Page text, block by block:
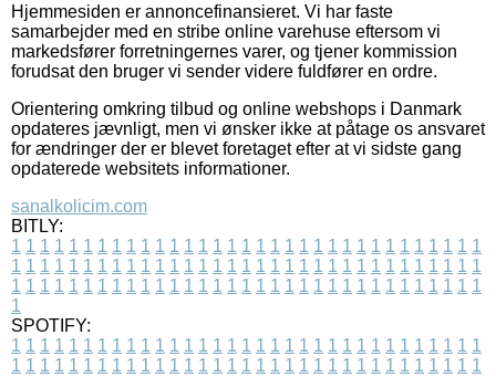
Hjemmesiden er annoncefinansieret. Vi har faste
samarbejder med en stribe online varehuse eftersom vi
markedsfører forretningernes varer, og tjener kommission
forudsat den bruger vi sender videre fuldfører en ordre.
Orientering omkring tilbud og online webshops i Danmark
opdateres jævnligt, men vi ønsker ikke at påtage os ansvaret
for ændringer der er blevet foretaget efter at vi sidste gang
opdaterede websitets informationer.
sanalkolicim.com
BITLY:
1 1 1 1 1 1 1 1 1 1 1 1 1 1 1 1 1 1 1 1 1 1 1 1 1 1 1 1 1 1 1 1 1
1 1 1 1 1 1 1 1 1 1 1 1 1 1 1 1 1 1 1 1 1 1 1 1 1 1 1 1 1 1 1 1 1
1 1 1 1 1 1 1 1 1 1 1 1 1 1 1 1 1 1 1 1 1 1 1 1 1 1 1 1 1 1 1 1 1
1
SPOTIFY:
1 1 1 1 1 1 1 1 1 1 1 1 1 1 1 1 1 1 1 1 1 1 1 1 1 1 1 1 1 1 1 1 1
1 1 1 1 1 1 1 1 1 1 1 1 1 1 1 1 1 1 1 1 1 1 1 1 1 1 1 1 1 1 1 1 1